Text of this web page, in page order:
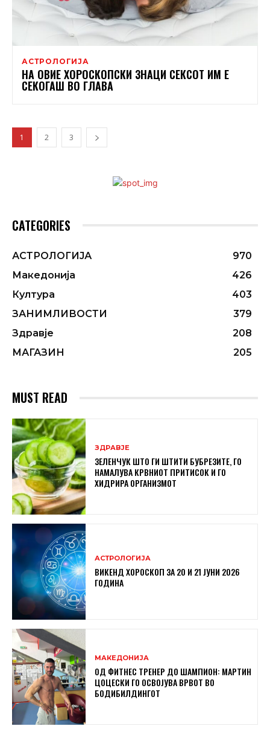
АСТРОЛОГИЈА
НА ОВИЕ ХОРОСКОПСКИ ЗНАЦИ СЕКСОТ ИМ Е
СЕКОГАШ ВО ГЛАВА
1 2 3
CATEGORIES
АСТРОЛОГИЈА
970
Македонија
426
Култура
403
ЗАНИМЛИВОСТИ
379
Здравје
208
МАГАЗИН
205
MUST READ
ЗДРАВЈЕ
ЗЕЛЕНЧУК ШТО ГИ ШТИТИ БУБРЕЗИТЕ, ГО
НАМАЛУВА КРВНИОТ ПРИТИСОК И ГО
ХИДРИРА ОРГАНИЗМОТ
АСТРОЛОГИЈА
ВИКЕНД ХОРОСКОП ЗА 20 И 21 ЈУНИ 2026
ГОДИНА
МАКЕДОНИЈА
ОД ФИТНЕС ТРЕНЕР ДО ШАМПИОН: МАРТИН
ЦОЦЕСКИ ГО ОСВОЈУВА ВРВОТ ВО
БОДИБИЛДИНГОТ